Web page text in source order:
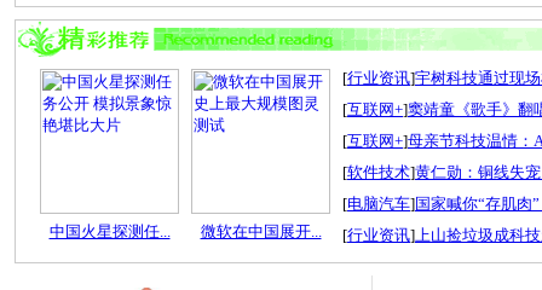
中国火星探测任... 微软在中国展开...
[行业资讯]宇树科技通过现
[互联网+]窦靖童《歌手》翻
[互联网+]母亲节科技温情：
[软件技术]黄仁勋：铜线失
[电脑汽车]国家喊你“存肌肉
[行业资讯]上山捡垃圾成科